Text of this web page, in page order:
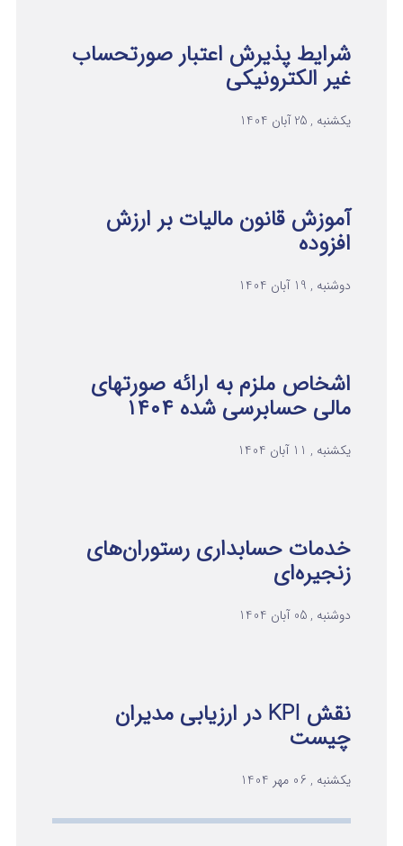
شرایط پذیرش اعتبار صورتحساب
غیر الکترونیکی
یکشنبه , 25 آبان 1404
آموزش قانون مالیات بر ارزش
افزوده
دوشنبه , 19 آبان 1404
اشخاص ملزم به ارائه صورتهای
مالی حسابرسی شده ۱۴۰۴
یکشنبه , 11 آبان 1404
خدمات حسابداری رستوران‌های
زنجیره‌ای
دوشنبه , 05 آبان 1404
نقش KPI در ارزیابی مدیران
چیست
یکشنبه , 06 مهر 1404